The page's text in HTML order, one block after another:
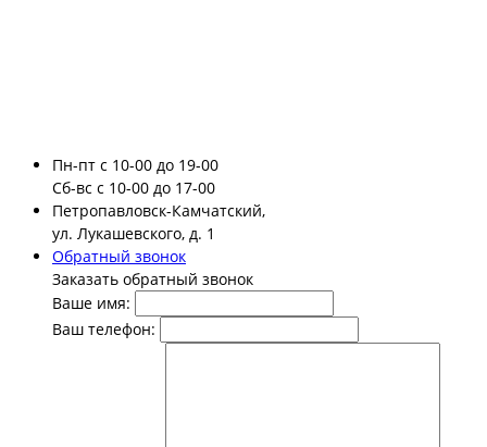
Пн-пт с 10-00 до 19-00
Сб-вс с 10-00 до 17-00
Петропавловск-Камчатский,
ул. Лукашевского, д. 1
Обратный звонок
Заказать обратный звонок
Ваше имя:
Ваш телефон: